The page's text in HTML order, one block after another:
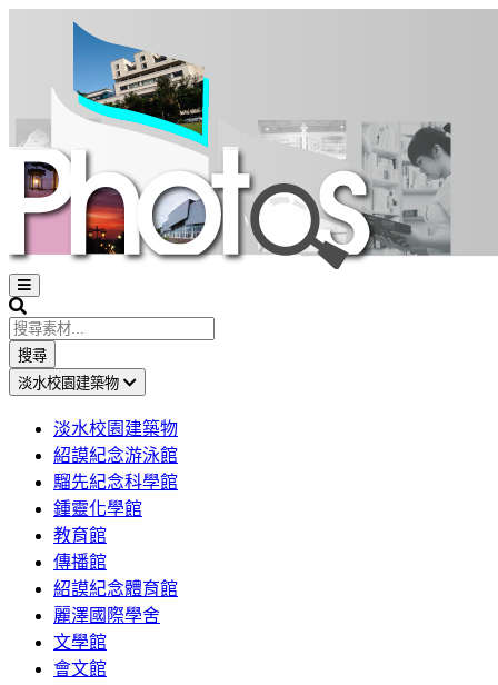
Open
sidebar
Search
搜尋
淡水校園建築物
淡水校園建築物
紹謨紀念游泳館
騮先紀念科學館
鍾靈化學館
教育館
傳播館
紹謨紀念體育館
麗澤國際學舍
文學館
會文館